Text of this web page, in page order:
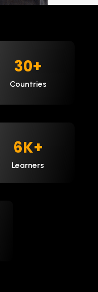
Countries
30+
Learners
9K+